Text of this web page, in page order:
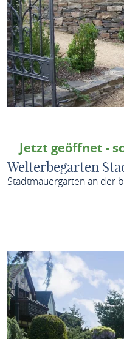
Jetzt geöffnet -
Welterbegarten
Stadtmauergarten an der